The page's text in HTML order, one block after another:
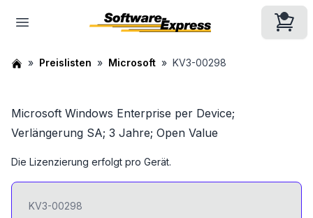
Preislisten Microsoft KV3-00298
Microsoft Windows Enterprise per Device;
Verlängerung SA; 3 Jahre; Open Value
Die Lizenzierung erfolgt pro Gerät.
KV3-00298